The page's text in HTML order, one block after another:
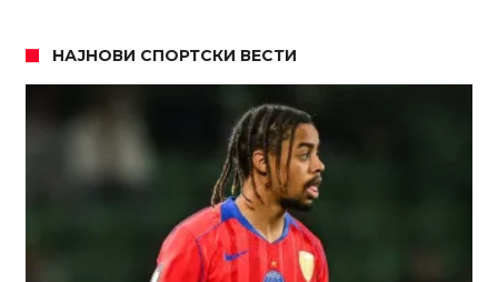
НАЈНОВИ СПОРТСКИ ВЕСТИ